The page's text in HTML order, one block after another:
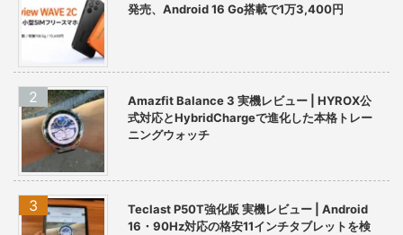
発売、Android 16 Go搭載で1万3,400円
Amazfit Balance 3 実機レビュー | HYROX公
式対応とHybridChargeで進化した本格トレー
ニングウォッチ
Teclast P50T強化版 実機レビュー | Android
16・90Hz対応の格安11インチタブレットを検